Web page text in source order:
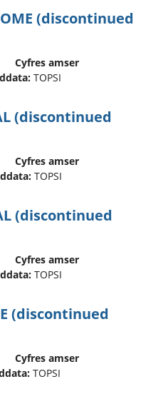
(discontinued
Cyfres amser
TOPSI
(discontinued
Cyfres amser
TOPSI
(discontinued
Cyfres amser
TOPSI
(discontinued
Cyfres amser
TOPSI